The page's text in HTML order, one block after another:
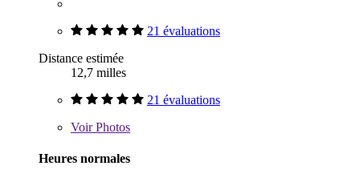
21 évaluations
Distance estimée
12,7 milles
21 évaluations
VoirPhotos
Heures normales